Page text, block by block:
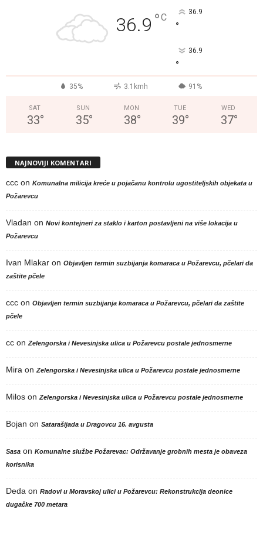
36.9 °C 36.9
°
36.9
°
35% 3.1kmh 91%
SAT
33°
SUN
35°
MON
38°
TUE
39°
WED
37°
NAJNOVIJI KOMENTARI
ccc on Komunalna milicija kreće u pojačanu kontrolu ugostiteljskih objekata u
Požarevcu
Vladan on Novi kontejneri za staklo i karton postavljeni na više lokacija u
Požarevcu
Ivan Mlakar on Objavljen termin suzbijanja komaraca u Požarevcu, pčelari da
zaštite pčele
ccc on Objavljen termin suzbijanja komaraca u Požarevcu, pčelari da zaštite
pčele
cc on Zelengorska i Nevesinjska ulica u Požarevcu postale jednosmerne
Mira on Zelengorska i Nevesinjska ulica u Požarevcu postale jednosmerne
Milos on Zelengorska i Nevesinjska ulica u Požarevcu postale jednosmerne
Bojan on Satarašijada u Dragovcu 16. avgusta
Sasa on Komunalne službe Požarevac: Održavanje grobnih mesta je obaveza
korisnika
Deda on Radovi u Moravskoj ulici u Požarevcu: Rekonstrukcija deonice
dugačke 700 metara